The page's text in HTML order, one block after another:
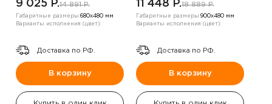
9 025 P.14 891 P.
Габаритные размеры:680х480 мм
Варианты исполнения (цвет):
Доставка по РФ.
В корзину
11 448 P.18 889 P.
Габаритные размеры:900х480 мм
Варианты исполнения (цвет):
Доставка по РФ.
В корзину